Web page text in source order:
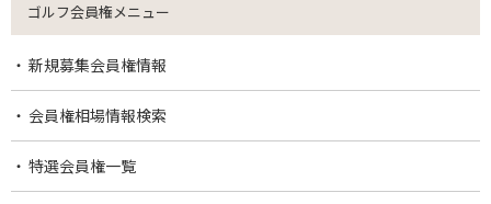
ゴルフ会員権メニュー
新規募集会員権情報
会員権相場情報検索
特選会員権一覧